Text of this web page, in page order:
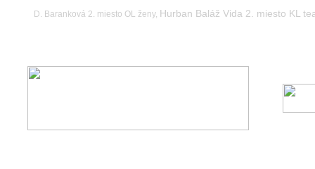
D. Baranková 2. miesto OL ženy, Hurban Baláž Vida 2. miesto KL